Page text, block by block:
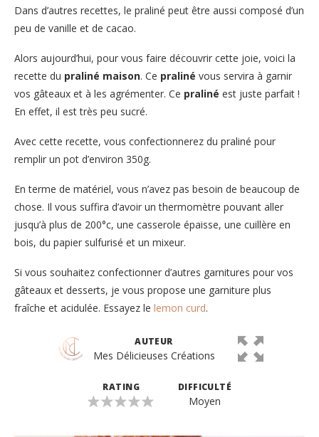
Dans d’autres recettes, le praliné peut être aussi composé d’un
peu de vanille et de cacao.
Alors aujourd’hui, pour vous faire découvrir cette joie, voici la
recette du praliné maison. Ce praliné vous servira à garnir
vos gâteaux et à les agrémenter. Ce praliné est juste parfait !
En effet, il est très peu sucré.
Avec cette recette, vous confectionnerez du praliné pour
remplir un pot d’environ 350g.
En terme de matériel, vous n’avez pas besoin de beaucoup de
chose. Il vous suffira d’avoir un thermomètre pouvant aller
jusqu’à plus de 200°c, une casserole épaisse, une cuillère en
bois, du papier sulfurisé et un mixeur.
Si vous souhaitez confectionner d’autres garnitures pour vos
gâteaux et desserts, je vous propose une garniture plus
fraîche et acidulée. Essayez le lemon curd.
AUTEUR
Mes Délicieuses Créations
RATING DIFFICULTÉ
Moyen